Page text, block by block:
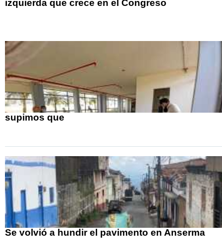
izquierda que crece en el Congreso
supimos que
Se volvió a hundir el pavimento en Anserma